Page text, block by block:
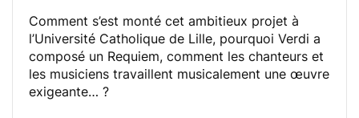
Comment s’est monté cet ambitieux projet à
l’Université Catholique de Lille, pourquoi Verdi a
composé un Requiem, comment les chanteurs et
les musiciens travaillent musicalement une œuvre
exigeante… ?